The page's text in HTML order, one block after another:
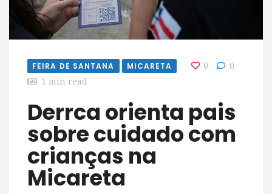
FEIRA DE SANTANA MICARETA 0
0
1 min read
Derrca orienta pais
sobre cuidado com
crianças na
Micareta